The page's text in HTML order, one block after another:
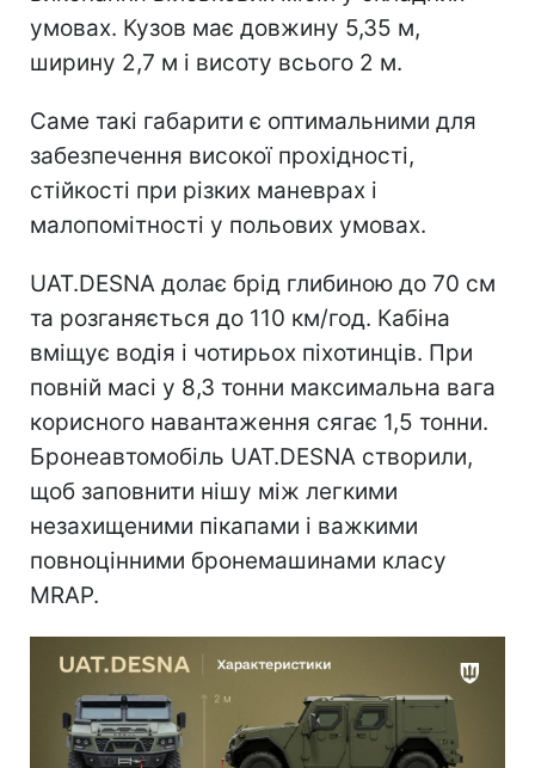
умовах. Кузов має довжину 5,35 м,
ширину 2,7 м і висоту всього 2 м.
Саме такі габарити є оптимальними для
забезпечення високої прохідності,
стійкості при різких маневрах і
малопомітності у польових умовах.
UAT.DESNA долає брід глибиною до 70 см
та розганяється до 110 км/год. Кабіна
вміщує водія і чотирьох піхотинців. При
повній масі у 8,3 тонни максимальна вага
корисного навантаження сягає 1,5 тонни.
Бронеавтомобіль UAT.DESNA створили,
щоб заповнити нішу між легкими
незахищеними пікапами і важкими
повноцінними бронемашинами класу
MRAP.